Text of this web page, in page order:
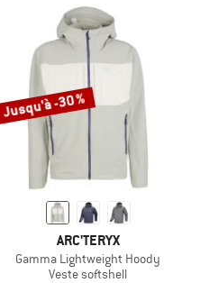
Jusqu'à -30 %
ARC'TERYX
Gamma Lightweight Hoody
Veste softshell